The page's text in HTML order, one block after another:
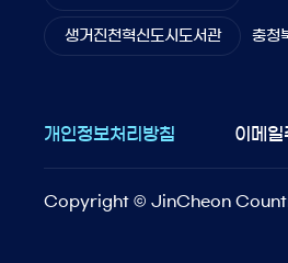
생거진천혁신도시도서관 충청
개인정보처리방침 이메
Copyright © JinCheon